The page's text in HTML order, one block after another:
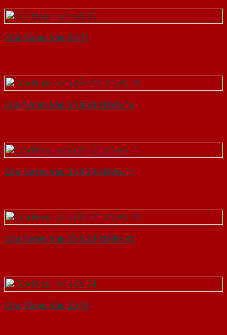
Cửa Nhôm Vân Gỗ 75
Cửa Nhôm Vân Gỗ SGD-CNVG-16
Cửa Nhôm Vân Gỗ SGD-CNVG-11
Cửa Nhôm Vân Gỗ SGD-CNVG-32
Cửa Nhôm Vân Gỗ 74